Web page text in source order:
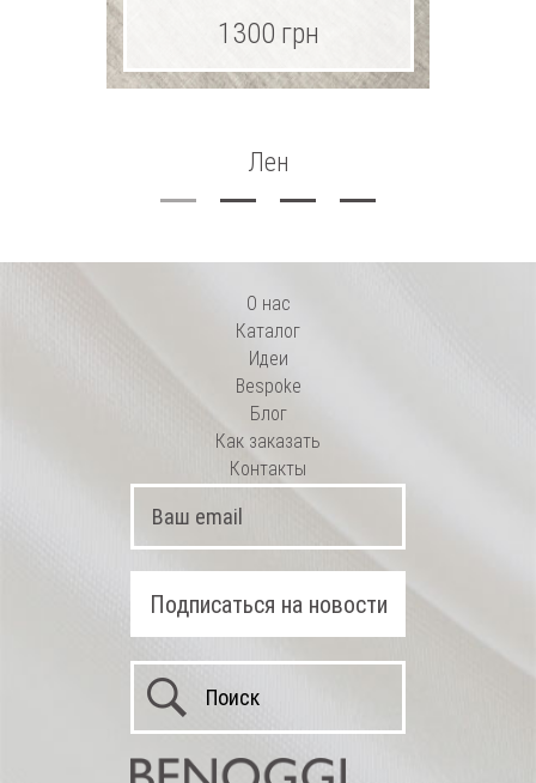
Лен
1300 грн
О нас
Каталог
Идеи
Bespoke
Блог
Как заказать
Контакты